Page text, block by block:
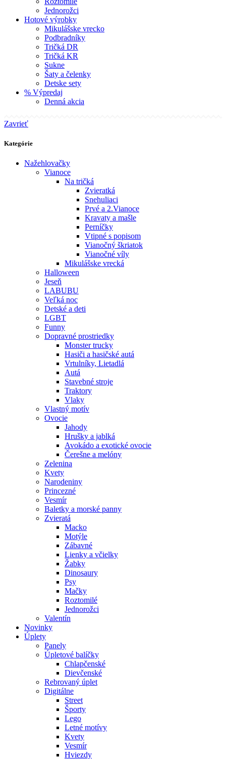
Jednorožci
Hotové výrobky
Mikulášske vrecko
Podbradníky
Tričká DR
Tričká KR
Sukne
Šaty a čelenky
Detske sety
% Výpredaj
Denná akcia
Zavrieť
Kategórie
Nažehlovačky
Vianoce
Na tričká
Zvieratká
Snehuliaci
Prvé a 2.Vianoce
Kravaty a mašle
Perníčky
Vtipné s popisom
Vianočný škriatok
Vianočné víly
Mikulášske vrecká
Halloween
Jeseň
LABUBU
Veľká noc
Detské a deti
LGBT
Funny
Dopravné prostriedky
Monster trucky
Hasiči a hasičské autá
Vrtulníky, Lietadlá
Autá
Stavebné stroje
Traktory
Vlaky
Vlastný motív
Ovocie
Jahody
Hrušky a jablká
Avokádo a exotické ovocie
Čerešne a melóny
Zelenina
Kvety
Narodeniny
Princezné
Vesmír
Baletky a morské panny
Zvieratá
Macko
Motýle
Zábavné
Lienky a včielky
Žabky
Dinosaury
Psy
Mačky
Roztomilé
Jednorožci
Valentín
Novinky
Úplety
Panely
Úpletové balíčky
Chlapčenské
Dievčenské
Rebrovaný úplet
Digitálne
Street
Športy
Lego
Letné motívy
Kvety
Vesmír
Hviezdy